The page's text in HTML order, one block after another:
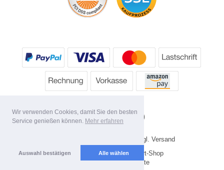
Wir verwenden Cookies, damit Sie den besten
Service genießen können. Mehr erfahren
Auswahl bestätigen Alle wählen
* Alle Preise inkl. MwSt. evtl. zzgl. Versand
Copyright 2026 by HP's Sport-Shop
Mobile Shop by Shopgate